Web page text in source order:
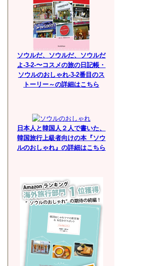
ソウルだ、ソウルだ、ソウルだ
よ-3-2-〜コスメの旅の日記帳・
ソウルのおしゃれ-3-2番目のス
トーリー～の詳細はこちら
日本人と韓国人２人で書いた、
韓国旅行上級者向けの本『ソウ
ルのおしゃれ』の詳細はこちら